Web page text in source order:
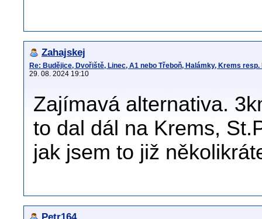
Zahajskej
Re: Budějice, Dvořiště, Linec, A1 nebo Třeboň, Halámky, Krems resp.
29. 08. 2024 19:10
Zajímavá alternativa.
to dal dál na Krems,
jak jsem to již
Petr164